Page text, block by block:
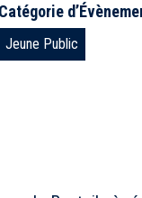
Catégorie
Jeune Public